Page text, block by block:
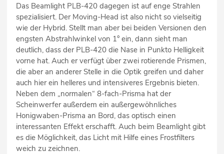
Das Beamlight PLB-420 dagegen ist auf enge Strahlen
spezialisiert. Der Moving-Head ist also nicht so vielseitig
wie der Hybrid. Stellt man aber bei beiden Versionen den
engsten Abstrahlwinkel von 1° ein, dann sieht man
deutlich, dass der PLB-420 die Nase in Punkto Helligkeit
vorne hat. Auch er verfügt über zwei rotierende Prismen,
die aber an anderer Stelle in die Optik greifen und daher
auch hier ein helleres und intensiveres Ergebnis bieten.
Neben dem „normalen“ 8-fach-Prisma hat der
Scheinwerfer außerdem ein außergewöhnliches
Honigwaben-Prisma an Bord, das optisch einen
interessanten Effekt erschafft. Auch beim Beamlight gibt
es die Möglichkeit, das Licht mit Hilfe eines Frostfilters
weich zu zeichnen.